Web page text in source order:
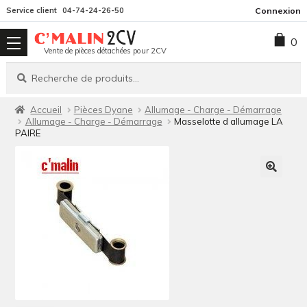
la
navigation
contenu
Service client 04-74-24-26-50 Connexion
Vente de pièces détachées pour 2CV
Recherche
Recherche
0
Accueil Pièces Dyane
Allumage - Charge - Démarrage
Allumage - Charge - Démarrage
Masselotte d allumage LA
PAIRE